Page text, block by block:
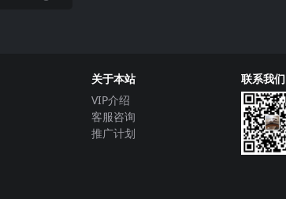
关于本站
VIP介绍
客服咨询
推广计划
联系我们